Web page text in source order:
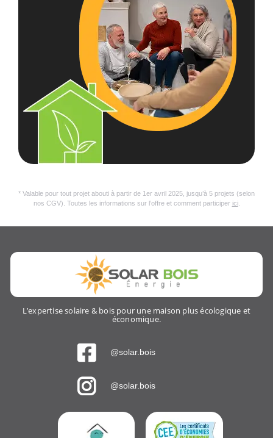
* Valable pour tout projet abouti à partir de 1er avril 2025, jusqu’à 5 projets (selon
nos CGV). Toutes les informations sur l’offre et comment participer ici.
L’expertise solaire & bois pour une maison plus écologique et
économique.
@solar.bois
@solar.bois